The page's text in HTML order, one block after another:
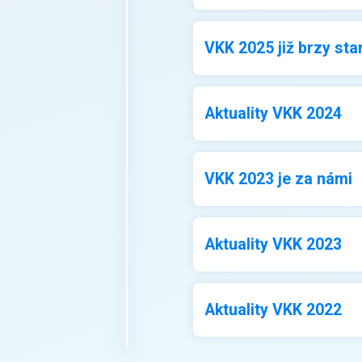
VKK 2025 již brzy
Aktuality VKK 2024
VKK 2023 je za námi
Aktuality VKK 2023
Aktuality VKK 2022